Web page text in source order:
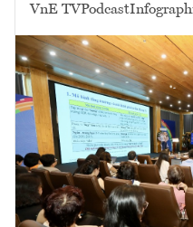
VnE TVPodcast